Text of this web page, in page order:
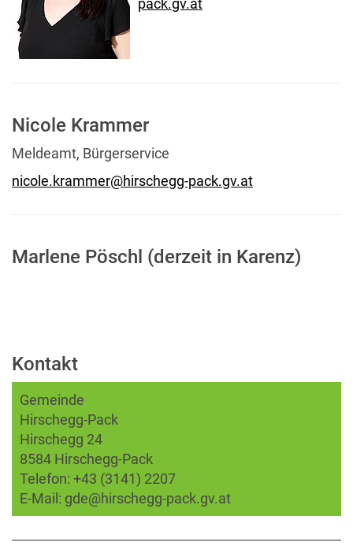
pack.gv.at
Nicole Krammer
Meldeamt, Bürgerservice
nicole.krammer@hirschegg-pack.gv.at
Marlene Pöschl (derzeit in Karenz)
Kontakt
Gemeinde
Hirschegg-Pack
Hirschegg 24
8584 Hirschegg-Pack
Telefon: +43 (3141) 2207
E-Mail: gde@hirschegg-pack.gv.at